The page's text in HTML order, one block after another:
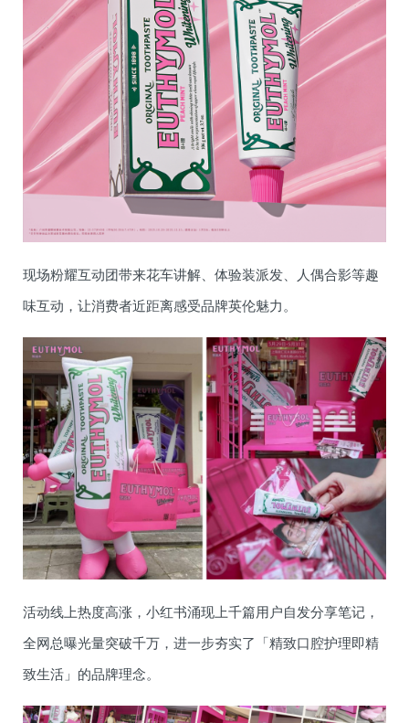
现场粉耀互动团带来花车讲解、体验装派发、人偶合影等趣
味互动，让消费者近距离感受品牌英伦魅力。
活动线上热度高涨，小红书涌现上千篇用户自发分享笔记，
全网总曝光量突破千万，进一步夯实了「精致口腔护理即精
致生活」的品牌理念。